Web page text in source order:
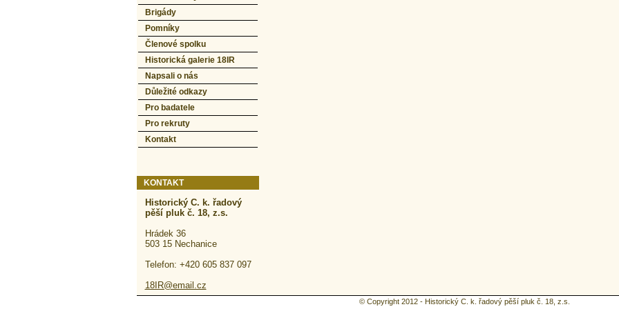
Brigády
Pomníky
Členové spolku
Historická galerie 18IR
Napsali o nás
Důležité odkazy
Pro badatele
Pro rekruty
Kontakt
KONTAKT
Historický C. k. řadový
pěší pluk č. 18, z.s.
Hrádek 36
503 15 Nechanice
Telefon: +420 605 837 097
18IR@email.cz
© Copyright 2012 - Historický C. k. řadový pěší pluk č. 18, z.s.